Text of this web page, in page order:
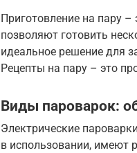
Приготовление на пару
позволяют готовить
идеальное решение для
Рецепты на пару – это
Виды пароварок:
Электрические
в использовании, имеют